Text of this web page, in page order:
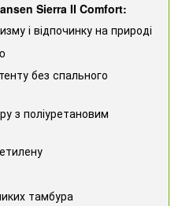
Sierra II Comfort:
і відпочинку на природі
без спального
з поліуретановим
тамбура